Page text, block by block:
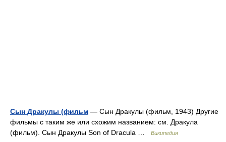
Сын Дракулы (фильм — Сын Дракулы (фильм, 1943) Другие
фильмы с таким же или схожим названием: см. Дракула
(фильм). Сын Дракулы Son of Dracula …
Википедия